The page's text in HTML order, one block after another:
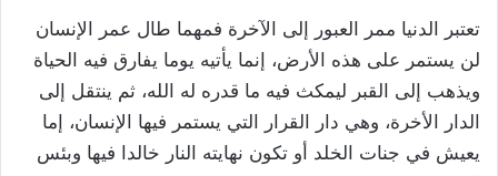
تعتبر الدنيا ممر العبور إلى الآخرة فمهما طال عمر الإنسان
لن يستمر على هذه الأرض، إنما يأتيه يوما يفارق فيه الحياة
ويذهب إلى القبر ليمكث فيه ما قدره له الله، ثم ينتقل إلى
الدار الأخرة، وهي دار القرار التي يستمر فيها الإنسان، إما
يعيش في جنات الخلد أو تكون نهايته النار خالدا فيها وبئس